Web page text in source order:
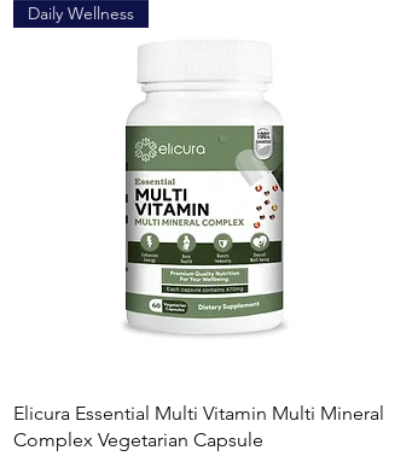
Aperçu rapide
Daily Wellness
Elicura Essential Multi Vitamin Multi Mineral
Complex Vegetarian Capsule